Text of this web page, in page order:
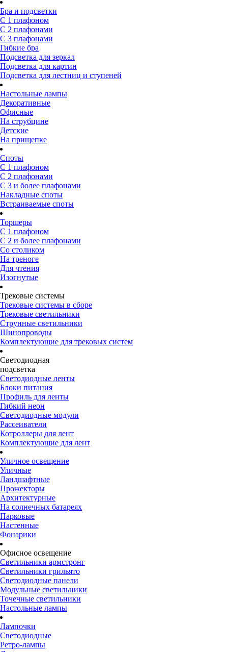
Бра и подсветки
С 1 плафоном
С 2 плафонами
С 3 плафонами
Гибкие бра
Подсветка для зеркал
Подсветка для картин
Подсветка для лестниц и ступеней
Настольные лампы
Декоративные
Офисные
На струбцине
Детские
На прищепке
Споты
С 1 плафоном
С 2 плафонами
С 3 и более плафонами
Накладные споты
Встраиваемые споты
Торшеры
С 1 плафоном
С 2 и более плафонами
Со столиком
На треноге
Для чтения
Изогнутые
Трековые системы
Трековые системы в сборе
Трековые светильники
Струнные светильники
Шинопроводы
Комплектующие для трековых систем
Светодиодная
подсветка
Светодиодные ленты
Блоки питания
Профиль для ленты
Гибкий неон
Светодиодные модули
Рассеиватели
Котроллеры для лент
Комплектующие для лент
Уличное освещение
Уличные
Ландшафтные
Прожекторы
Архитектурные
На солнечных батареях
Парковые
Настенные
Фонарики
Офисное освещение
Светильники армстронг
Светильники грильято
Светодиодные панели
Модульные светильники
Точечные светильники
Настольные лампы
Лампочки
Светодиодные
Ретро-лампы